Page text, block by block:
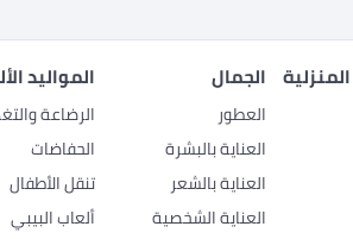
الجمال
العطور
العناية بالبشرة
العناية بالشعر
العناية الشخصية
المواليد
الرضاعة
الحفاضات
تنقل الأطفال
ألعاب البيبي